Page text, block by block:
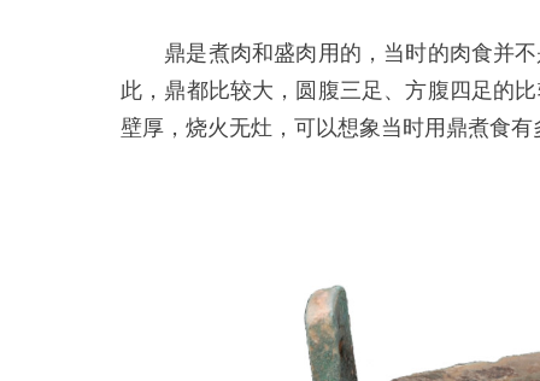
鼎是煮肉和盛肉用的，当时的肉食并不
此，鼎都比较大，圆腹三足、方腹四足的
壁厚，烧火无灶，可以想象当时用鼎煮食